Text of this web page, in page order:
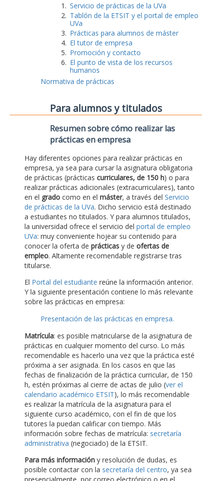
Servicio de prácticas de la UVa
Tablón de la ETSIT y el portal de empleo
UVa
Prácticas para alumnos de máster
El tutor de empresa
Promoción y contacto
El punto de vista de los recursos
humanos
Normativa de prácticas
Para alumnos y titulados
Resumen sobre cómo realizar las
prácticas en empresa
Hay diferentes opciones para realizar prácticas en
empresa, ya sea para cursar la asignatura obligatoria
de prácticas (prácticas curriculares, de 150 h) o para
realizar prácticas adicionales (extracurriculares), tanto
en el grado como en el máster, a través del Servicio
de prácticas de la UVa. Dicho servicio está destinado
a estudiantes no titulados. Y para alumnos titulados,
la universidad ofrece el servicio del portal de empleo
UVa: muy conveniente hojear su contenido para
conocer la oferta de prácticas y de ofertas de
empleo. Altamente recomendable registrarse tras
titularse.
El Portal del estudiante reúne la información anterior.
Y la siguiente presentación contiene lo más relevante
sobre las prácticas en empresa:
Presentación de las prácticas en empresa.
Matrícula: es posible matricularse de la asignatura de
prácticas en cualquier momento del curso. Lo más
recomendable es hacerlo una vez que la práctica esté
próxima a ser asignada. En los casos en que las
fechas de finalización de la práctica curricular, de 150
h, estén próximas al cierre de actas de julio (ver el
calendario académico ETSIT), lo más recomendable
es realizar la matrícula de la asignatura para el
siguiente curso académico, con el fin de que los
tutores la puedan calificar con tiempo. Más
información sobre fechas de matrícula: secretaría
administrativa (negociado) de la ETSIT.
Para más información y resolución de dudas, es
posible contactar con la secretaría del centro, ya sea